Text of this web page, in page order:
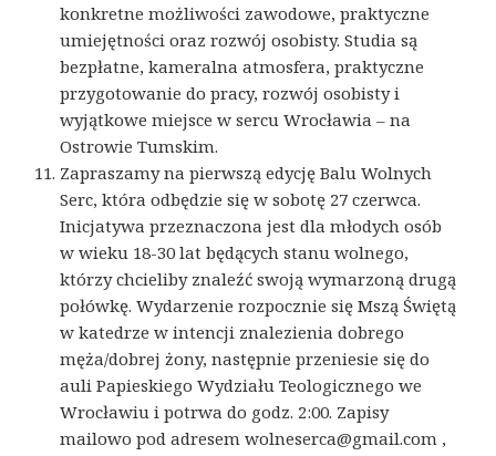
konkretne możliwości zawodowe, praktyczne
umiejętności oraz rozwój osobisty. Studia są
bezpłatne, kameralna atmosfera, praktyczne
przygotowanie do pracy, rozwój osobisty i
wyjątkowe miejsce w sercu Wrocławia – na
Ostrowie Tumskim.
Zapraszamy na pierwszą edycję Balu Wolnych
Serc, która odbędzie się w sobotę 27 czerwca.
Inicjatywa przeznaczona jest dla młodych osób
w wieku 18-30 lat będących stanu wolnego,
którzy chcieliby znaleźć swoją wymarzoną drugą
połówkę. Wydarzenie rozpocznie się Mszą Świętą
w katedrze w intencji znalezienia dobrego
męża/dobrej żony, następnie przeniesie się do
auli Papieskiego Wydziału Teologicznego we
Wrocławiu i potrwa do godz. 2:00. Zapisy
mailowo pod adresem wolneserca@gmail.com ,